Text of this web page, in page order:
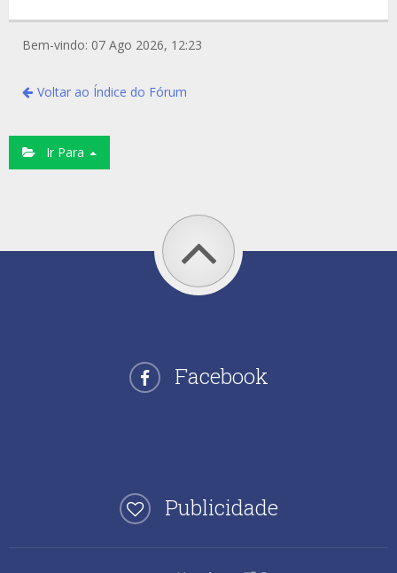
Bem-vindo: 07 Ago 2026, 12:23
Voltar ao Índice do Fórum
Ir Para
Facebook
Publicidade